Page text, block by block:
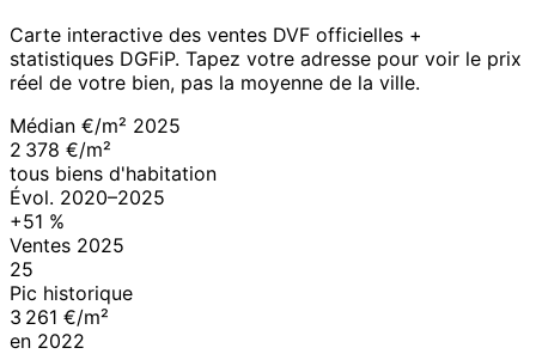
Carte interactive des ventes DVF officielles +
statistiques DGFiP. Tapez votre adresse pour voir le prix
réel de votre bien, pas la moyenne de la ville.
Médian €/m² 2025
2 378 €/m²
tous biens d'habitation
Évol. 2020–2025
+51 %
Ventes 2025
25
Pic historique
3 261 €/m²
en 2022